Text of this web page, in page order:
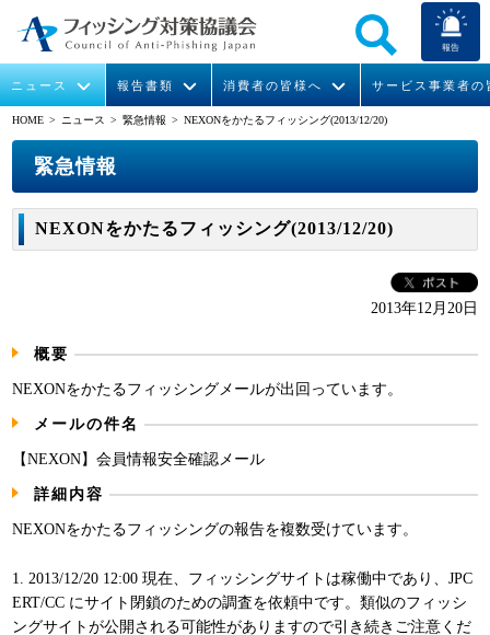
報告
ニュース
イベント
報告書類
月次報告書
消費者の皆様へ
フィッシングの報告
マンガでわかるフィッシング詐欺対策 5ヶ条
サービス事業者の
STOP. THINK. CONNECT.
運営委員紹介
WG活動
入会案内
HOME > ニュース >緊急情報 > NEXONをかたるフィッシング(2013/12/20)
緊急情報
NEXONをかたるフィッシング(2013/12/20)
2013年12月20日
概要
NEXONをかたるフィッシングメールが出回っています。
メールの件名
【NEXON】会員情報安全確認メール
詳細内容
NEXONをかたるフィッシングの報告を複数受けています。
1. 2013/12/20 12:00 現在、フィッシングサイトは稼働中であり、JPC
ERT/CC にサイト閉鎖のための調査を依頼中です。類似のフィッシ
ングサイトが公開される可能性がありますので引き続きご注意くだ